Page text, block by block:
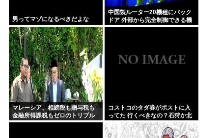
男ってマゾになるべきだよな
中国製ルーター20機種にバック
ドア 外部から完全制御できる機
能が仕込まれていた
マレーシア、相続税も贈与税も
金融所得課税もゼロのトリプル
ゼロで優秀な移民を海外から集
コストコのタダ券がポストに入
ってた 行くべきなの？石狩か北
広島大曲だよな